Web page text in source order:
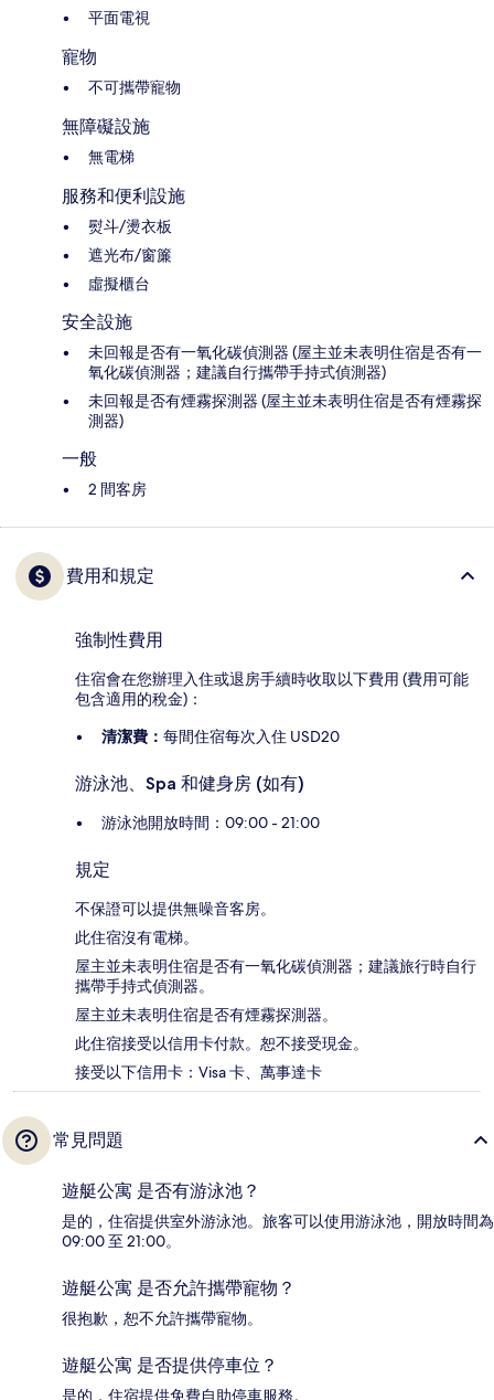
平面電視
寵物
不可攜帶寵物
無障礙設施
無電梯
服務和便利設施
熨斗/燙衣板
遮光布/窗簾
虛擬櫃台
安全設施
未回報是否有一氧化碳偵測器 (屋主並未表明住宿是否有一
氧化碳偵測器；建議自行攜帶手持式偵測器)
未回報是否有煙霧探測器 (屋主並未表明住宿是否有煙霧探
測器)
一般
2 間客房
費用和規定
強制性費用
住宿會在您辦理入住或退房手續時收取以下費用 (費用可能
包含適用的稅金)：
清潔費： 每間住宿每次入住 USD20
游泳池、Spa 和健身房 (如有)
游泳池開放時間：09:00 - 21:00
規定
不保證可以提供無噪音客房。
此住宿沒有電梯。
屋主並未表明住宿是否有一氧化碳偵測器；建議旅行時自行
攜帶手持式偵測器。
屋主並未表明住宿是否有煙霧探測器。
此住宿接受以信用卡付款。恕不接受現金。
接受以下信用卡：Visa 卡、萬事達卡
常見問題
遊艇公寓 是否有游泳池？
是的，住宿提供室外游泳池。旅客可以使用游泳池，開放時間為
09:00 至 21:00。
遊艇公寓 是否允許攜帶寵物？
很抱歉，恕不允許攜帶寵物。
遊艇公寓 是否提供停車位？
是的，住宿提供免費自助停車服務。